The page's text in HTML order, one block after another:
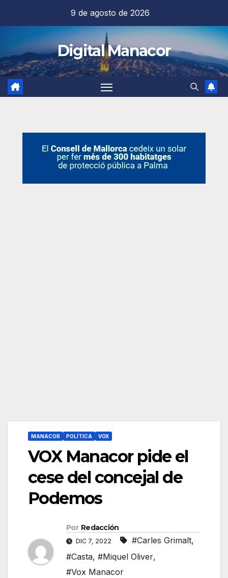
contenido
9 de agosto de 2026
Digital Manacor
MANACOR POLÍTICA VOX
VOX Manacor pide el
cese del concejal de
Podemos
Por Redacción
DIC 7, 2022 #Carles Grimalt,
#Casta, #Miquel Oliver,
#Vox Manacor